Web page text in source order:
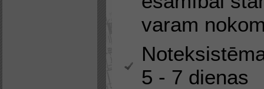
varam
5 - 7 dienas